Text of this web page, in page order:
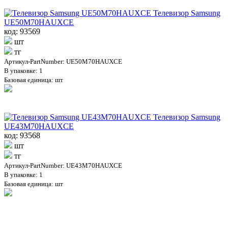
Телевизор Samsung
UE50M70HAUXCE
код: 93569
шт
тг
Артикул-PartNumber: UE50M70HAUXCE
В упаковке: 1
Базовая единица: шт
Телевизор Samsung
UE43M70HAUXCE
код: 93568
шт
тг
Артикул-PartNumber: UE43M70HAUXCE
В упаковке: 1
Базовая единица: шт